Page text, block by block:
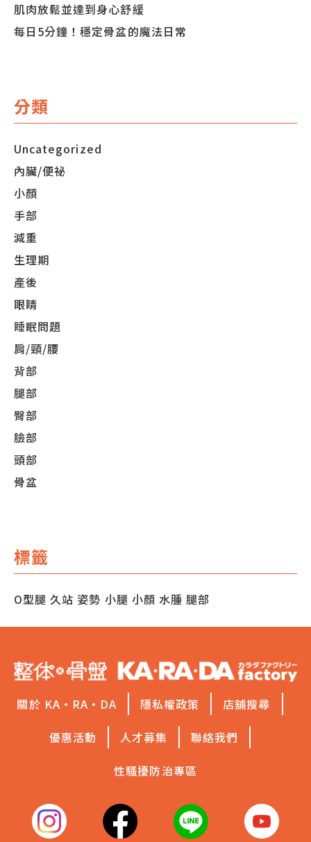
肌肉放鬆並達到身心舒緩
每日5分鐘！穩定骨盆的魔法日常
分類
Uncategorized
內臟/便祕
小顏
手部
減重
生理期
產後
眼睛
睡眠問題
肩/頸/腰
背部
腿部
臀部
臉部
頭部
骨盆
標籤
O型腿 久站 姿勢 小腿 小顏 水腫 腿部
關於 KA·RA·DA 隱私權政策
店舖搜尋
優惠活動
人才募集
聯絡我們
性騷擾防治專區